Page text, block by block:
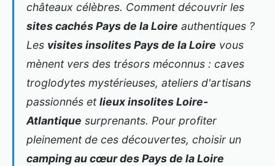
châteaux célèbres. Comment découvrir les
sites cachés Pays de la Loire authentiques ?
Les visites insolites Pays de la Loire vous
mènent vers des trésors méconnus : caves
troglodytes mystérieuses, ateliers d'artisans
passionnés etlieux insolites Loire-
Atlantique surprenants. Pour profiter
pleinement de ces découvertes, choisir un
camping au cœur des Pays de la Loire